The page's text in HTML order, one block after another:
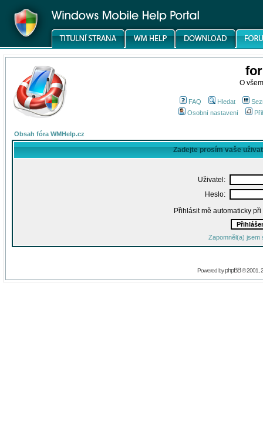
O
FAQ Hledat
Osobní nastavení
Obsah fóra WMHelp.cz
Zadejte prosím vaše
Uživatel:
Heslo:
Přihlásit mě automaticky
Zapomněl(a) jsem
Powered byphpBB© 2001,